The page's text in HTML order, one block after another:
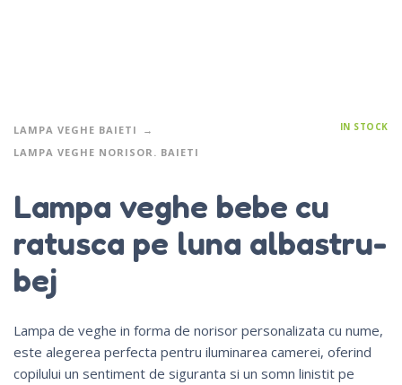
LAMPA VEGHE BAIETI
LAMPA VEGHE NORISOR. BAIETI
IN STOCK
Lampa veghe bebe cu
ratusca pe luna albastru-
bej
Lampa de veghe in forma de norisor personalizata cu nume,
este alegerea perfecta pentru iluminarea camerei, oferind
copilului un sentiment de siguranta si un somn linistit pe